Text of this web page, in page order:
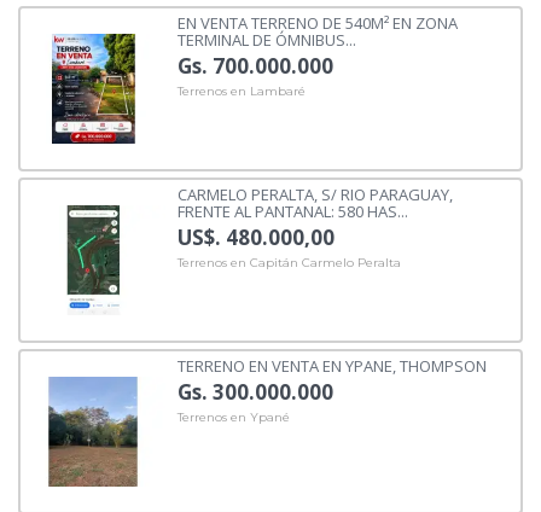
EN VENTA TERRENO DE 540M² EN ZONA
TERMINAL DE ÓMNIBUS...
Gs. 700.000.000
Terrenos en Lambaré
CARMELO PERALTA, S/ RIO PARAGUAY,
FRENTE AL PANTANAL: 580 HAS...
US$. 480.000,00
Terrenos en Capitán Carmelo Peralta
TERRENO EN VENTA EN YPANE, THOMPSON
Gs. 300.000.000
Terrenos en Ypané